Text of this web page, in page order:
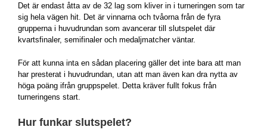
Det är endast åtta av de 32 lag som kliver in i turneringen som tar
sig hela vägen hit. Det är vinnarna och tvåorna från de fyra
grupperna i huvudrundan som avancerar till slutspelet där
kvartsfinaler, semifinaler och medaljmatcher väntar.
För att kunna inta en sådan placering gäller det inte bara att man
har presterat i huvudrundan, utan att man även kan dra nytta av
höga poäng ifrån gruppspelet. Detta kräver fullt fokus från
turneringens start.
Hur funkar slutspelet?